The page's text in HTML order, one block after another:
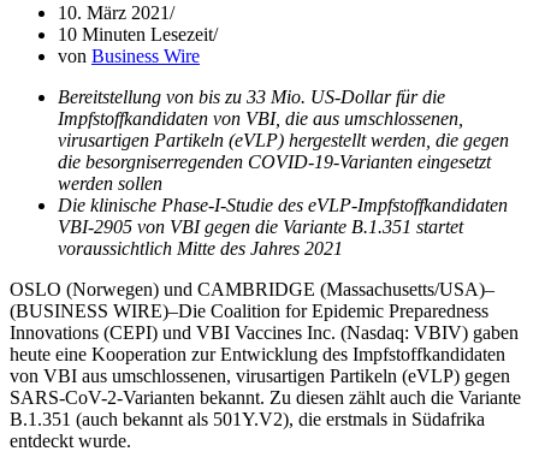
10. März 2021
10 Minuten Lesezeit
von Business Wire
Bereitstellung von bis zu 33 Mio. US-Dollar für die
Impfstoffkandidaten von VBI, die aus umschlossenen,
virusartigen Partikeln (eVLP) hergestellt werden, die gegen
die besorgniserregenden COVID-19-Varianten eingesetzt
werden sollen
Die klinische Phase-I-Studie des eVLP-Impfstoffkandidaten
VBI-2905 von VBI gegen die Variante B.1.351 startet
voraussichtlich Mitte des Jahres 2021
OSLO (Norwegen) und CAMBRIDGE (Massachusetts/USA)–
(BUSINESS WIRE)–Die Coalition for Epidemic Preparedness
Innovations (CEPI) und VBI Vaccines Inc. (Nasdaq: VBIV) gaben
heute eine Kooperation zur Entwicklung des Impfstoffkandidaten
von VBI aus umschlossenen, virusartigen Partikeln (eVLP) gegen
SARS-CoV-2-Varianten bekannt. Zu diesen zählt auch die Variante
B.1.351 (auch bekannt als 501Y.V2), die erstmals in Südafrika
entdeckt wurde.